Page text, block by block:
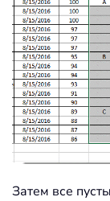
Затем все